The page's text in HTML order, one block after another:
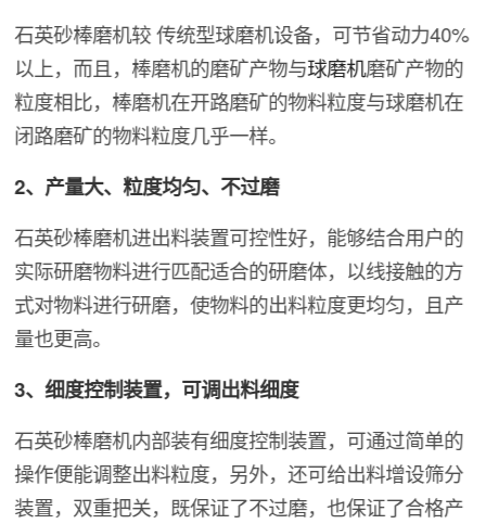
石英砂棒磨机较 传统型球磨机设备，可节省动力40%
以上，而且，棒磨机的磨矿产物与球磨机磨矿产物的
粒度相比，棒磨机在开路磨矿的物料粒度与球磨机在
闭路磨矿的物料粒度几乎一样。
2、产量大、粒度均匀、不过磨
石英砂棒磨机进出料装置可控性好，能够结合用户的
实际研磨物料进行匹配适合的研磨体，以线接触的方
式对物料进行研磨，使物料的出料粒度更均匀，且产
量也更高。
3、细度控制装置，可调出料细度
石英砂棒磨机内部装有细度控制装置，可通过简单的
操作便能调整出料粒度，另外，还可给出料增设筛分
装置，双重把关，既保证了不过磨，也保证了合格产